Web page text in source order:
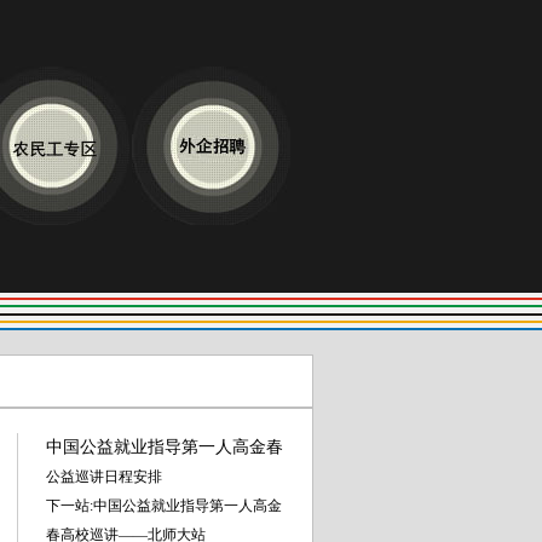
中国公益就业指导第一人高金春
公益巡讲日程安排
下一站:中国公益就业指导第一人高金
春高校巡讲——北师大站